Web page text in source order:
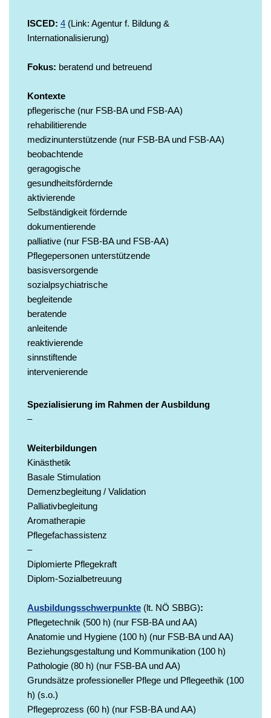
ISCED: 4 (Link: Agentur f. Bildung &
Internationalisierung)
Fokus: beratend und betreuend
Kontexte
pflegerische (nur FSB-BA und FSB-AA)
rehabilitierende
medizinunterstützende (nur FSB-BA und FSB-AA)
beobachtende
geragogische
gesundheitsfördernde
aktivierende
Selbständigkeit fördernde
dokumentierende
palliative (nur FSB-BA und FSB-AA)
Pflegepersonen unterstützende
basisversorgende
sozialpsychiatrische
begleitende
beratende
anleitende
reaktivierende
sinnstiftende
intervenierende
Spezialisierung im Rahmen der Ausbildung
–
Weiterbildungen
Kinästhetik
Basale Stimulation
Demenzbegleitung / Validation
Palliativbegleitung
Aromatherapie
Pflegefachassistenz
–
Diplomierte Pflegekraft
Diplom-Sozialbetreuung
Ausbildungsschwerpunkte (lt. NÖ SBBG):
Pflegetechnik (500 h) (nur FSB-BA und AA)
Anatomie und Hygiene (100 h) (nur FSB-BA und AA)
Beziehungsgestaltung und Kommunikation (100 h)
Pathologie (80 h) (nur FSB-BA und AA)
Grundsätze professioneller Pflege und Pflegeethik (100
h) (s.o.)
Pflegeprozess (60 h) (nur FSB-BA und AA)